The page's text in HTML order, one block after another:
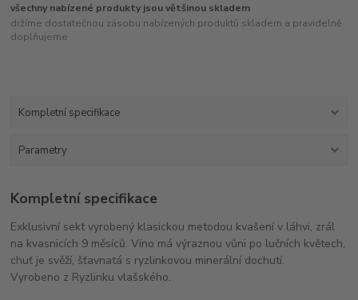
všechny nabízené produkty jsou většinou skladem
držíme dostatečnou zásobu nabízených produktů skladem a pravidelně
doplňujeme
Kompletní specifikace
Parametry
Kompletní specifikace
Exklusivní sekt vyrobený klasickou metodou kvašení v láhvi, zrál
na kvasnicích 9 měsíců. Víno má výraznou vůni po lučních květech,
chuť je svěží, šťavnatá s ryzlinkovou minerální dochutí.
Vyrobeno z Ryzlinku vlašského.